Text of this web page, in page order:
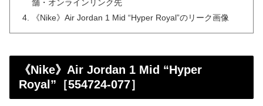
舗・オンラインリンク先
《Nike》Air Jordan 1 Mid “Hyper Royal”のリーク画像
《Nike》Air Jordan 1 Mid “Hyper
Royal”［554724-077］